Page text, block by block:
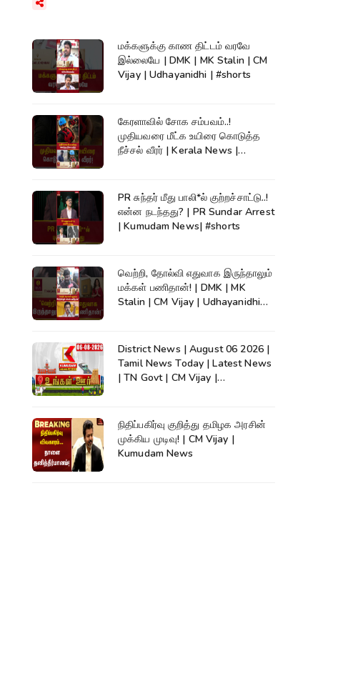
மக்களுக்கு காண திட்டம் வரவே
இல்லையே | DMK | MK Stalin | CM
Vijay | Udhayanidhi | #shorts
கேரளாவில் சோக சம்பவம்..!
முதியவரை மீட்க உயிரை கொடுத்த
நீச்சல் வீரர் | Kerala News |
PR சுந்தர் மீது பாலி*ல் குற்றச்சாட்டு..!
என்ன நடந்தது? | PR Sundar Arrest
| Kumudam News| #shorts
வெற்றி, தோல்வி எதுவாக இருந்தாலும்
மக்கள் பணிதான்! | DMK | MK
Stalin | CM Vijay | Udhayanidhi
District News | August 06 2026 |
Tamil News Today | Latest News
| TN Govt | CM Vijay |
நிதிப்பகிர்வு குறித்து தமிழக அரசின்
முக்கிய முடிவு! | CM Vijay |
Kumudam News